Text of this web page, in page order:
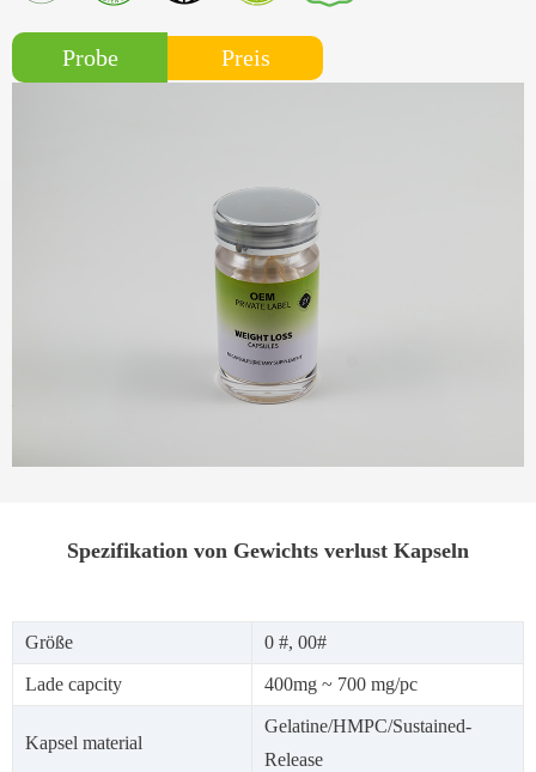
Probe Preis
Spezifikation von Gewichts verlust Kapseln
Größe 0 #, 00#
Lade capcity 400mg ~ 700 mg/pc
Kapsel material
Gelatine/HMPC/Sustained-
Release